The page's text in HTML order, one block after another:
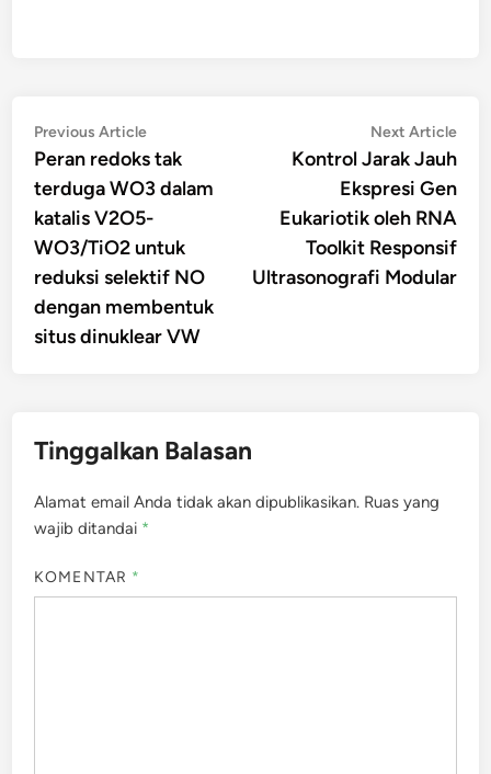
Navigasi
pos
Previous ArticlePrevious
article:
Peran redoks tak
terduga WO3 dalam
katalis V2O5-
WO3/TiO2 untuk
reduksi selektif NO
dengan membentuk
situs dinuklear VW
Next Article
Kontrol Jarak Jauh
Ekspresi Gen
Eukariotik oleh RNA
Toolkit Responsif
Ultrasonografi Modular
Tinggalkan Balasan
Alamat email Anda tidak akan dipublikasikan. Ruas yang
wajib ditandai *
KOMENTAR *